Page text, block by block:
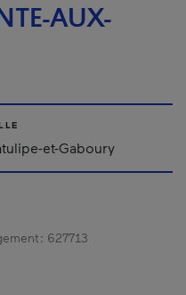
AUX-
et-Gaboury
: 627713